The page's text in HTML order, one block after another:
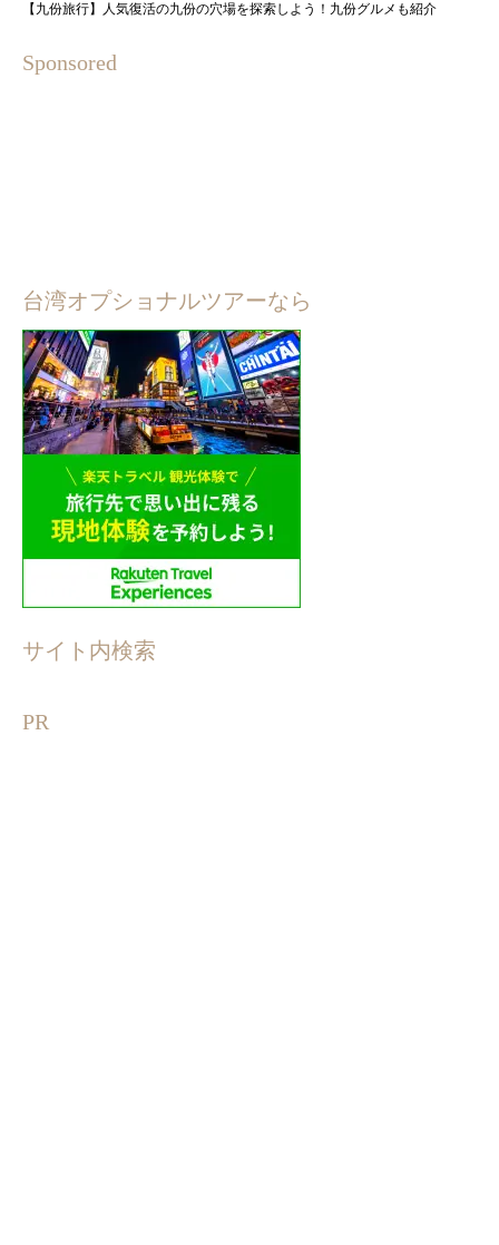
【九份旅行】人気復活の九份の穴場を探索しよう！九份グルメも紹介
Sponsored
台湾オプショナルツアーなら
サイト内検索
PR